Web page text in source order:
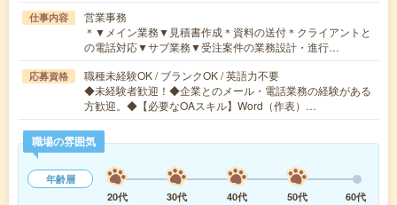
仕事内容
営業事務
＊▼メイン業務▼見積書作成＊資料の送付＊クライアントと
の電話対応▼サブ業務▼受注案件の業務設計・進行…
応募資格
職種未経験OK / ブランクOK / 英語力不要
◆未経験者歓迎！◆企業とのメール・電話業務の経験がある
方歓迎。◆【必要なOAスキル】Word（作表）…
職場の雰囲気
年齢層
20代
30代 40代 50代
60代